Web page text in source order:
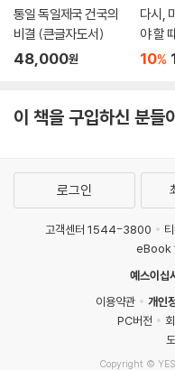
아돌프 히틀러는 자신이 인간
년에 그는 이렇게 말했다. “우
는 점을 확신하라. 사람은 대의
무엇인가? 인식이 아니다. 맹목
히틀러는 또한 믿음을 낳는 최
쟁》에서 이렇게 썼다. “선전
심리학적으로 타당한 형태로
--- p.249 「7. 믿음 이용하기」
전쟁은 1939년 9월 1일 독일
터 종족주의적 대결이었지만,
었다. 히틀러는 군 지휘관들에
되어야 한다고 선언하며 소련
는 고도의 전략으로, 나치가 무
‘인지부조화’의 전형적 사례로
한 순간마다 활용된 전략이나
들어오도록 구성했다. 다만 전
끊임없이 되풀이되었다. 이를
인 베르사유 조약, 그리고 전
음모론은 독일 내에서 강력한
특유의 연설 능력으로 수많은
통일 독일제국 건국의
비결 (큰글자도서)
48,000원
다시,
야 할
10%
이 책을 구입하신 분들
로그인
고객센터 1544-3800
eBook
예스이십
이용약관
개인
PC버전
Copyright ©